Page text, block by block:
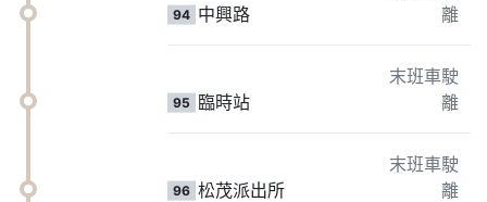
94 中興路
離
95 臨時站
末班車駛
離
96 松茂派出所
末班車駛
離